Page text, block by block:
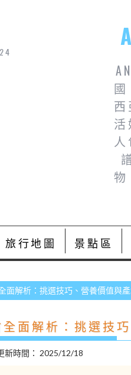
旅行地圖 景點區
面解析：挑選技巧、營養價值與
面解析：挑選技
新時間： 2025/12/18